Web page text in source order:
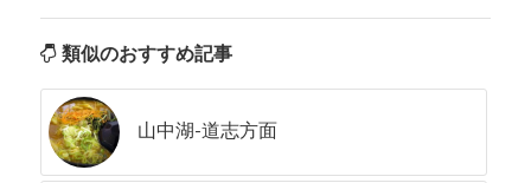
類似のおすすめ記事
山中湖-道志方面